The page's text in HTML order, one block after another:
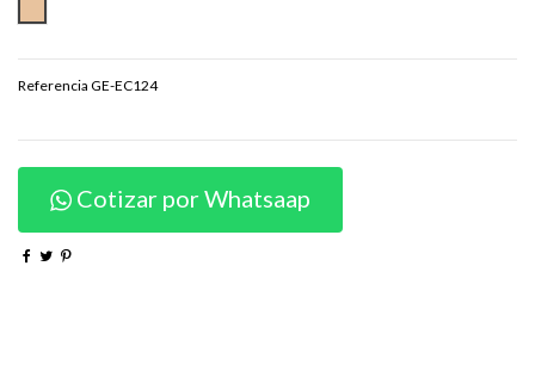
Referencia GE-EC124
Cotizar por Whatsaap